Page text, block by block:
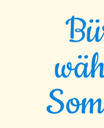
Am